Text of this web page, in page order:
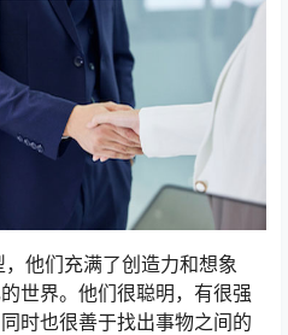
他们充满了创造力和想象
世界。他们很聪明，有很强
时也很善于找出事物之间的